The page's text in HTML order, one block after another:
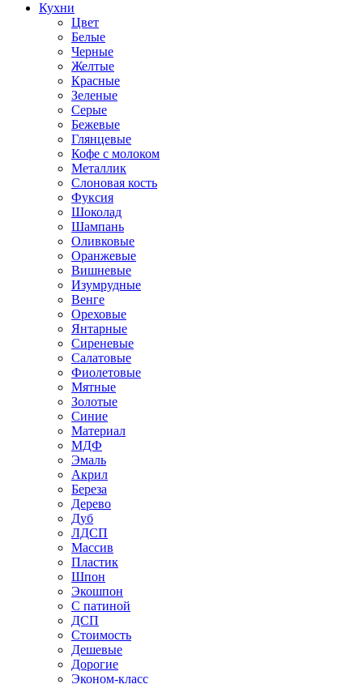
Кухни
Цвет
Белые
Черные
Желтые
Красные
Зеленые
Серые
Бежевые
Глянцевые
Кофе с молоком
Металлик
Слоновая кость
Фуксия
Шоколад
Шампань
Оливковые
Оранжевые
Вишневые
Изумрудные
Венге
Ореховые
Янтарные
Сиреневые
Салатовые
Фиолетовые
Мятные
Золотые
Синие
Материал
МДФ
Эмаль
Акрил
Береза
Дерево
Дуб
ЛДСП
Массив
Пластик
Шпон
Экошпон
С патиной
ДСП
Стоимость
Дешевые
Дорогие
Эконом-класс